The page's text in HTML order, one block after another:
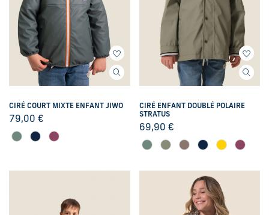
CIRÉ COURT MIXTE ENFANT JIWO
79,00 €
CIRÉ ENFANT DOUBLÉ POLAIRE
STRATUS
69,90 €